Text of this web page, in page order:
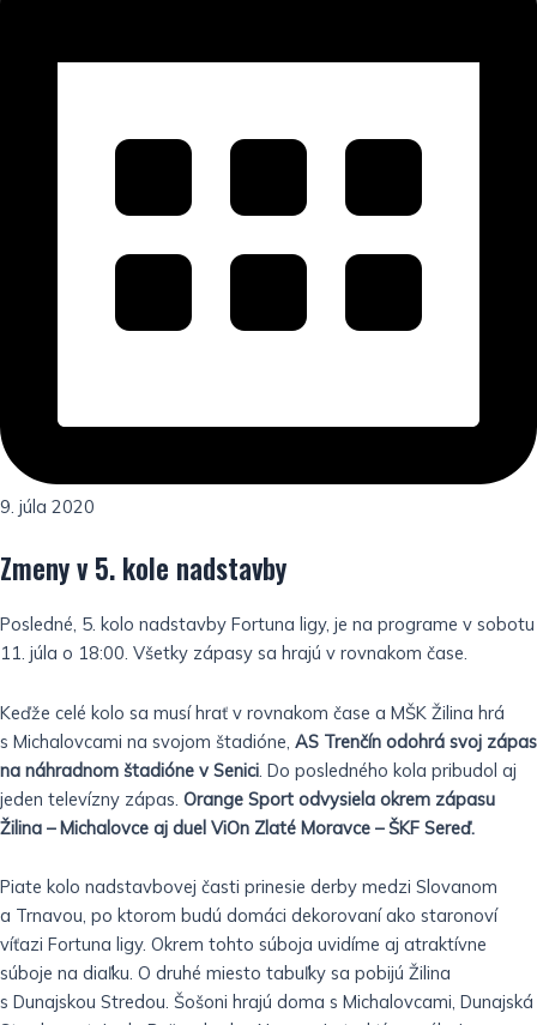
9. júla 2020
Zmeny v 5. kole nadstavby
Posledné, 5. kolo nadstavby Fortuna ligy, je na programe v sobotu
11. júla o 18:00. Všetky zápasy sa hrajú v rovnakom čase.
Keďže celé kolo sa musí hrať v rovnakom čase a MŠK Žilina hrá
s Michalovcami na svojom štadióne, AS Trenčín odohrá svoj zápas
na náhradnom štadióne v Senici. Do posledného kola pribudol aj
jeden televízny zápas. Orange Sport odvysiela okrem zápasu
Žilina – Michalovce aj duel ViOn Zlaté Moravce – ŠKF Sereď.
Piate kolo nadstavbovej časti prinesie derby medzi Slovanom
a Trnavou, po ktorom budú domáci dekorovaní ako staronoví
víťazi Fortuna ligy. Okrem tohto súboja uvidíme aj atraktívne
súboje na diaľku. O druhé miesto tabuľky sa pobijú Žilina
s Dunajskou Stredou. Šošoni hrajú doma s Michalovcami, Dunajská